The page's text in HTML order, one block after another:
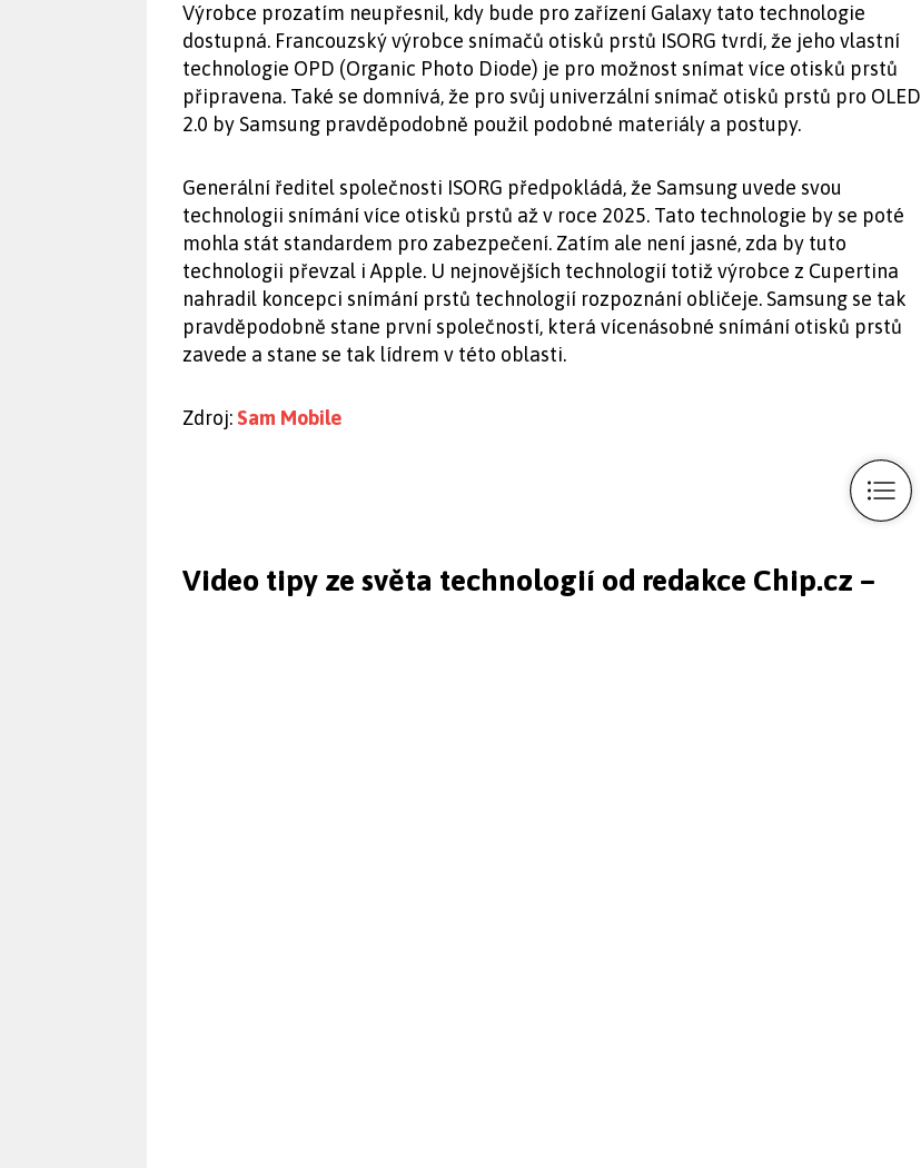
Výrobce prozatím neupřesnil, kdy bude pro zařízení Galaxy tato technologie
dostupná. Francouzský výrobce snímačů otisků prstů ISORG tvrdí, že jeho vlastní
technologie OPD (Organic Photo Diode) je pro možnost snímat více otisků prstů
připravena. Také se domnívá, že pro svůj univerzální snímač otisků prstů pro OLED
2.0 by Samsung pravděpodobně použil podobné materiály a postupy.
Generální ředitel společnosti ISORG předpokládá, že Samsung uvede svou
technologii snímání více otisků prstů až v roce 2025. Tato technologie by se poté
mohla stát standardem pro zabezpečení. Zatím ale není jasné, zda by tuto
technologii převzal i Apple. U nejnovějších technologií totiž výrobce z Cupertina
nahradil koncepci snímání prstů technologií rozpoznání obličeje. Samsung se tak
pravděpodobně stane první společností, která vícenásobné snímání otisků prstů
zavede a stane se tak lídrem v této oblasti.
Zdroj: Sam Mobile
Video tipy ze světa technologií od redakce Chip.cz –